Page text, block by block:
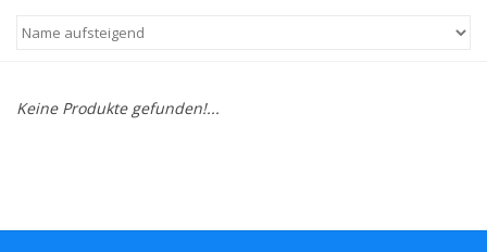
Keine Produkte gefunden!...